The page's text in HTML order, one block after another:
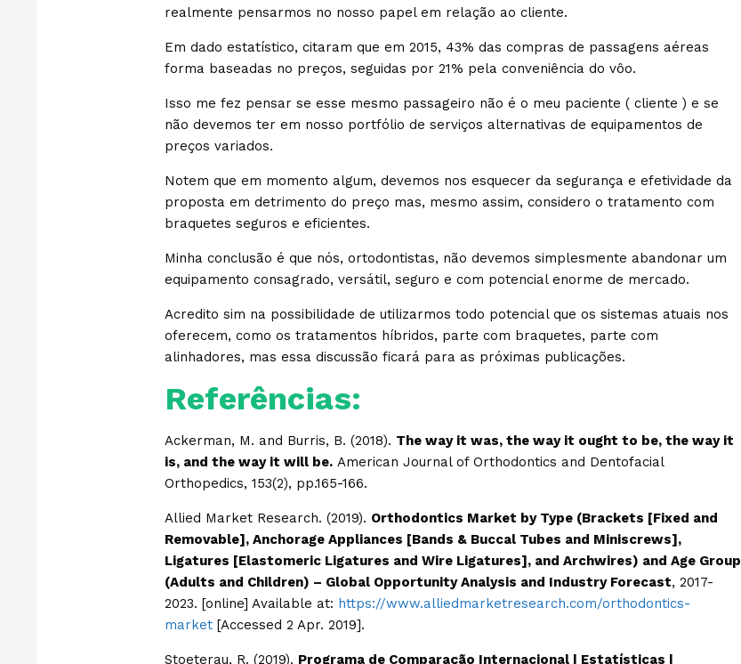
realmente pensarmos no nosso papel em relação ao cliente.
Em dado estatístico, citaram que em 2015, 43% das compras de passagens aéreas
forma baseadas no preços, seguidas por 21% pela conveniência do vôo.
Isso me fez pensar se esse mesmo passageiro não é o meu paciente ( cliente ) e se
não devemos ter em nosso portfólio de serviços alternativas de equipamentos de
preços variados.
Notem que em momento algum, devemos nos esquecer da segurança e efetividade da
proposta em detrimento do preço mas, mesmo assim, considero o tratamento com
braquetes seguros e eficientes.
Minha conclusão é que nós, ortodontistas, não devemos simplesmente abandonar um
equipamento consagrado, versátil, seguro e com potencial enorme de mercado.
Acredito sim na possibilidade de utilizarmos todo potencial que os sistemas atuais nos
oferecem, como os tratamentos híbridos, parte com braquetes, parte com
alinhadores, mas essa discussão ficará para as próximas publicações.
Referências:
Ackerman, M. and Burris, B. (2018). The way it was, the way it ought to be, the way it
is, and the way it will be.American Journal of Orthodontics and Dentofacial
Orthopedics, 153(2), pp.165-166.
Allied Market Research. (2019). Orthodontics Market by Type (Brackets [Fixed and
Removable], Anchorage Appliances [Bands & Buccal Tubes and Miniscrews],
Ligatures [Elastomeric Ligatures and Wire Ligatures], and Archwires) and Age Group
(Adults and Children) – Global Opportunity Analysis and Industry Forecast, 2017-
2023. [online] Available at: https://www.alliedmarketresearch.com/orthodontics-
market[Accessed 2 Apr. 2019].
Stoeterau, R. (2019). Programa de Comparação Internacional | Estatísticas |